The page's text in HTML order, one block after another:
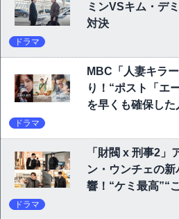
ミンVSキム・デ
対決
ドラマ
MBC「人妻キラ
り！“ポスト「エ
を早くも確保した
ドラマ
「財閥 x 刑事2」
ン・ウンチェの
響！“ケミ最高”“
ドラマ